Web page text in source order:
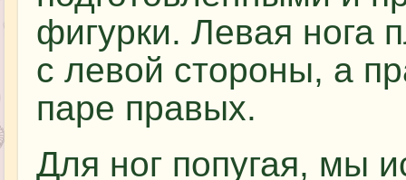
фигурки. Левая нога
с левой стороны, а
паре правых.
Для ног попугая, мы